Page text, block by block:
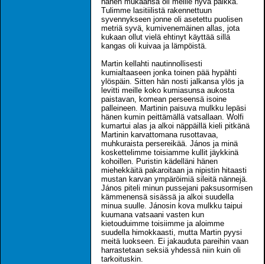
Tulimme lasitiilistä rakennettuun
syvennykseen jonne oli asetettu puolisen
metriä syvä, kumivenemäinen allas, jota
kukaan ollut vielä ehtinyt käyttää sillä
kangas oli kuivaa ja lämpöistä.
Martin kellahti nautinnollisesti
kumialtaaseen jonka toinen pää hypähti
ylöspäin. Sitten hän nosti jalkansa ylös ja
levitti meille koko kumiasunsa aukosta
paistavan, komean perseensä isoine
palleineen. Martinin paisuva mulkku lepäsi
hänen kumin peittämällä vatsallaan. Wolfi
kumartui alas ja alkoi näppäillä kieli pitkänä
Martinin karvattomana rusottavaa,
muhkuraista persereikää. János ja minä
koskettelimme toisiamme kullit jäykkinä
kohoillen. Puristin kädelläni hänen
miehekkäitä pakaroitaan ja nipistin hitaasti
mustan karvan ympäröimiä sileitä nännejä.
János piteli minun pussejani paksusormisen
kämmenensä sisässä ja alkoi suudella
minua suulle. Jánosin kova mulkku taipui
kuumana vatsaani vasten kun
kietouduimme toisiimme ja aloimme
suudella himokkaasti, mutta Martin pyysi
meitä luokseen. Ei jakauduta pareihin vaan
harrastetaan seksiä yhdessä niin kuin oli
tarkoituskin.